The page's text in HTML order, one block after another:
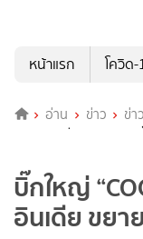
หน้าแรก
โควิด-
อ่าน ข่าว ข่า
ตลาดอินเดีย ขยายตลาด
บิ๊กใหญ่
อินเดีย ขยา